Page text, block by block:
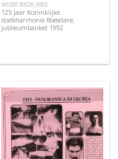
WD20130529_0002
125 jaar Koninklijke
stadsharmonie Roeselare,
jubileumbanket 1992